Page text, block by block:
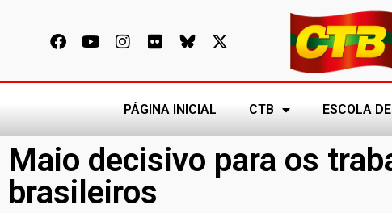
PÁGINA INICIAL CTB ESCOLA
Maio decisivo para os
brasileiros